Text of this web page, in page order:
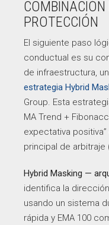
COMBINACIÓN
PROTECCIÓN
El siguiente paso
conductual es su
de infraestructura,
estrategia Hybrid
Group. Esta
MA Trend +
expectativa
principal de arbitraje
Hybrid Masking —
identifica la
usando un sistema
rápida y EMA 100